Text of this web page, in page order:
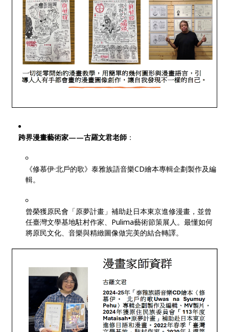
跨界漫畫藝術家——古羅文君老師 ：
《修慕伊·北戶的歌》泰雅族語音樂CD繪本專輯企劃製作及編
輯。
曾榮獲原民會「原夢計畫」補助赴日本東京進修漫畫，並曾
任臺灣文學基地駐村作家、Pulima藝術節策展人。最懂如何
將原民文化、音樂與精緻圖像做完美的結合轉譯。